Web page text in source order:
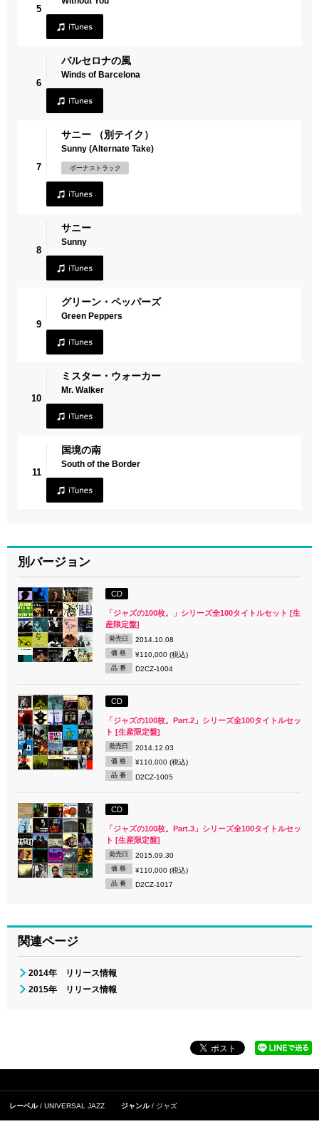
5
6
バルセロナの風
Winds of Barcelona
7
サニー （別テイク）
Sunny (Alternate Take)
ボーナストラック
8
サニー
Sunny
9
グリーン・ペッパーズ
Green Peppers
10
ミスター・ウォーカー
Mr. Walker
11
国境の南
South of the Border
別バージョン
CD
「ジャズの100枚。」シリーズ全100タイトルセット [生
産限定盤]
発売日 2014.10.08
価 格 ¥110,000 (税込)
品 番 D2CZ-1004
CD
「ジャズの100枚。Part.2」シリーズ全100タイトルセッ
ト [生産限定盤]
発売日 2014.12.03
価 格 ¥110,000 (税込)
品 番 D2CZ-1005
CD
「ジャズの100枚。Part.3」シリーズ全100タイトルセッ
ト [生産限定盤]
発売日 2015.09.30
価 格 ¥110,000 (税込)
品 番 D2CZ-1017
関連ページ
2014年 リリース情報
2015年 リリース情報
レーベル UNIVERSAL JAZZ ジャンル ジャズ